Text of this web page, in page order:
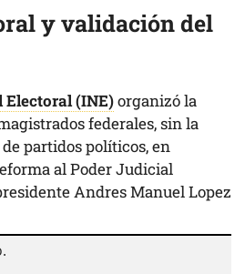
y validación del
(INE)organizó la
federales, sin la
partidos políticos, en
al Poder Judicial
Andres Manuel Lopez